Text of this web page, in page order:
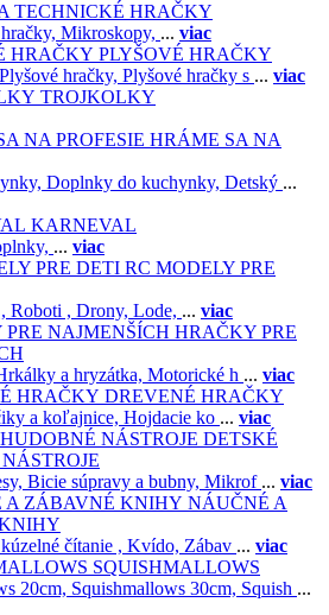
TECHNICKÉ HRAČKY
Mikroskopy, ... viac
PLYŠOVÉ HRAČKY
hračky, Plyšové hračky s ... viac
TROJKOLKY
HRÁME SA NA
Doplnky do kuchynky, Detský ...
KARNEVAL
... viac
RC MODELY PRE
Roboti , Drony, Lode, ... viac
HRAČKY PRE
a hryzátka, Motorické h ... viac
DREVENÉ HRAČKY
a koľajnice, Hojdacie ko ... viac
DETSKÉ
Bicie súpravy a bubny, Mikrof ... viac
NÁUČNÉ A
čítanie , Kvído, Zábav ... viac
SQUISHMALLOWS
20cm, Squishmallows 30cm, Squish ...